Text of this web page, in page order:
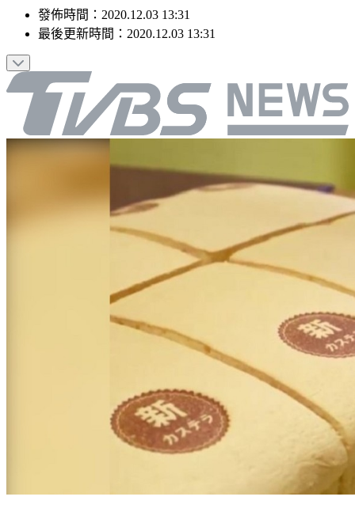
發佈時間： 2020.12.03 13:31
最後更新時間： 2020.12.03 13:31